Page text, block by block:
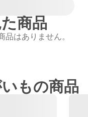
商品
品はありません。
もの商品